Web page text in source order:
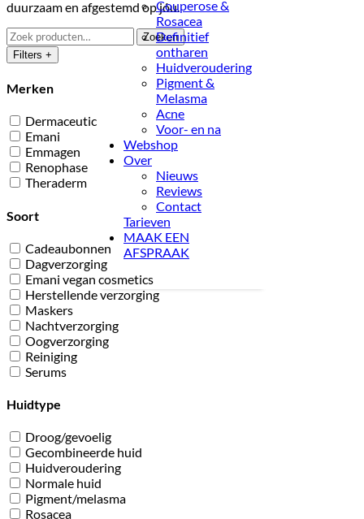
Couperose &
Rosacea
Definitief
ontharen
Huidveroudering
Pigment &
Melasma
Acne
Voor- en na
Webshop
Over
Nieuws
Reviews
Contact
Tarieven
MAAK EEN
AFSPRAAK
duurzaam en afgestemd op jóu.
Zoeken
naar:
Zoeken
Filters +
Merken
Dermaceutic
Emani
Emmagen
Renophase
Theraderm
Soort
Cadeaubonnen
Dagverzorging
Emani vegan cosmetics
Herstellende verzorging
Maskers
Nachtverzorging
Oogverzorging
Reiniging
Serums
Huidtype
Droog/gevoelig
Gecombineerde huid
Huidveroudering
Normale huid
Pigment/melasma
Rosacea